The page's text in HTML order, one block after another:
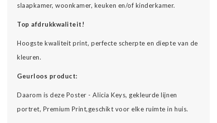
slaapkamer, woonkamer, keuken en/of kinderkamer.
Top afdrukkwaliteit!
Hoogste kwaliteit print, perfecte scherpte en diepte van de
kleuren.
Geurloos product:
Daarom is deze Poster - Alicia Keys, gekleurde lijnen
portret, Premium Print,geschikt voor elke ruimte in huis.